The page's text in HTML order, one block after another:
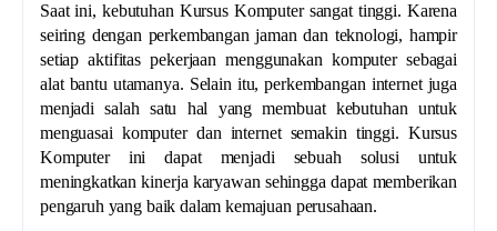
Saat ini, kebutuhan Kursus Komputer sangat tinggi. Karena
seiring dengan perkembangan jaman dan teknologi, hampir
setiap aktifitas pekerjaan menggunakan komputer sebagai
alat bantu utamanya. Selain itu, perkembangan internet juga
menjadi salah satu hal yang membuat kebutuhan untuk
menguasai komputer dan internet semakin tinggi. Kursus
Komputer ini dapat menjadi sebuah solusi untuk
meningkatkan kinerja karyawan sehingga dapat memberikan
pengaruh yang baik dalam kemajuan perusahaan.